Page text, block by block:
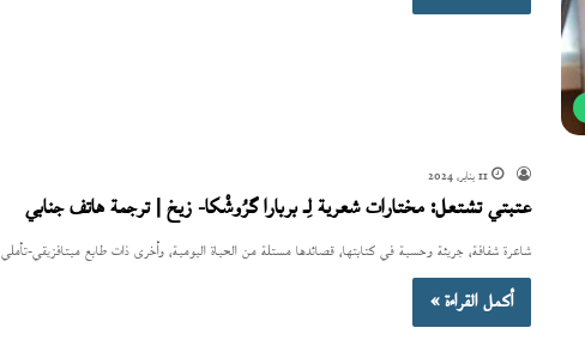
11 يناير، 2024
عتبتي تشتعل: مختارات شعرية لِـ بربارا گرُوشْكا- زيخ | ترجمة هاتف جنابي
شاعرة شفافة، جريئة وحسية في كتابتها، قصائدها مستلة من الحياة اليومية، وأخرى ذات طابع ميتافزيقي-تأملي
أكمل القراءة »